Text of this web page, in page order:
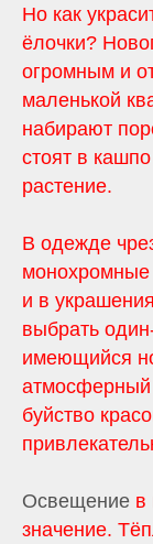
Но как
ёлочки?
огромным и
маленькой
набирают
стоят в
растение.
В одежде
монохромные
и в
выбрать
имеющийся
атмосферный
буйство
Освещение в
значение.